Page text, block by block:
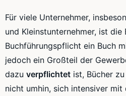
Für viele Unternehmer,
und Kleinstunternehmer, ist
Buchführungspflicht ein Buch
jedoch ein Großteil der
dazu verpflichtet ist, Bücher
nicht umhin, sich intensiver mit